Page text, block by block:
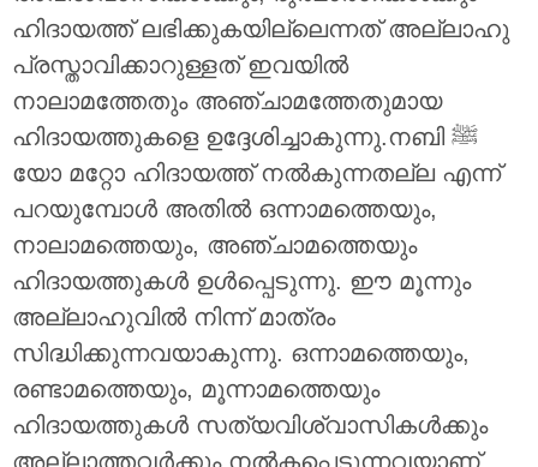
ഹിദായത്ത് ലഭിക്കുകയില്ലെന്നത് അല്ലാഹു
പ്രസ്താവിക്കാറുള്ളത് ഇവയില്‍
നാലാമത്തേതും അഞ്ചാമത്തേതുമായ
ഹിദായത്തുകളെ ഉദ്ദേശിച്ചാകുന്നു.നബി ﷺ
യോ മറ്റോ ഹിദായത്ത് നല്‍കുന്നതല്ല എന്ന്
പറയുമ്പോള്‍ അതില്‍ ഒന്നാമത്തെയും,
നാലാമത്തെയും, അഞ്ചാമത്തെയും
ഹിദായത്തുകള്‍ ഉള്‍പ്പെടുന്നു. ഈ മൂന്നും
അല്ലാഹുവില്‍ നിന്ന് മാത്രം
സിദ്ധിക്കുന്നവയാകുന്നു. ഒന്നാമത്തെയും,
രണ്ടാമത്തെയും, മൂന്നാമത്തെയും
ഹിദായത്തുകള്‍ സത്യവിശ്വാസികള്‍ക്കും
അല്ലാത്തവര്‍ക്കും നല്‍കപ്പെടുന്നവയാണ്.